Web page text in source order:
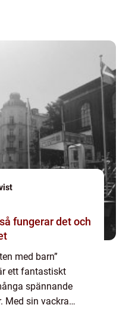
med barn”
ett fantastiskt
spännande
Med sin vackra